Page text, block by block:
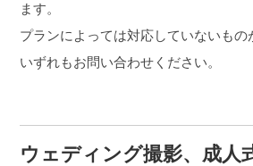
ます。
プランによっては対応していないもの
いずれもお問い合わせください。
ウェディング撮影、成人